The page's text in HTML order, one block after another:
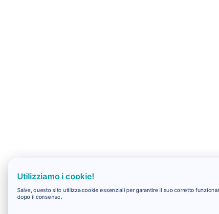
Utilizziamo i cookie!
Salve, questo sito utilizza cookie essenziali per garantire il suo corretto
dopo il consenso.